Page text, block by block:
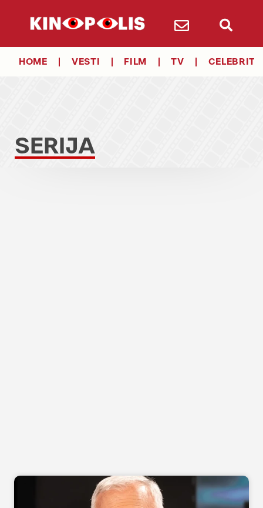
HOME VESTI FILM TV CELEBRITY
SERIJA